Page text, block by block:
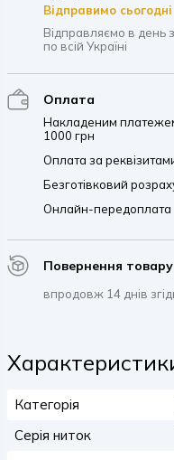
Відправимо сьогодні
Відправляємо в
по всій Україні
Оплата
Накладеним платежем
1000 грн
Оплата за
Безготівковий
Онлайн-передоплата
Повернення товару
впродовж 14 днів
Категорія
Серія ниток